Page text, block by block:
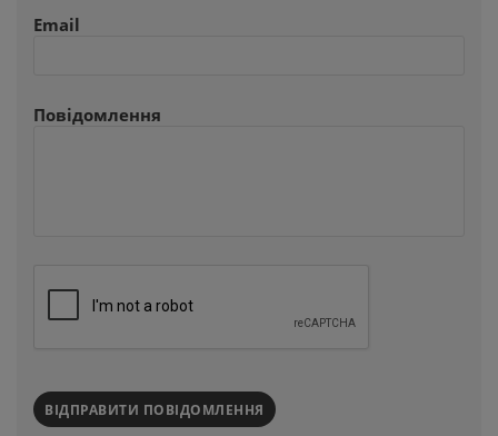
Email
Повідомлення
ВІДПРАВИТИ ПОВІДОМЛЕННЯ